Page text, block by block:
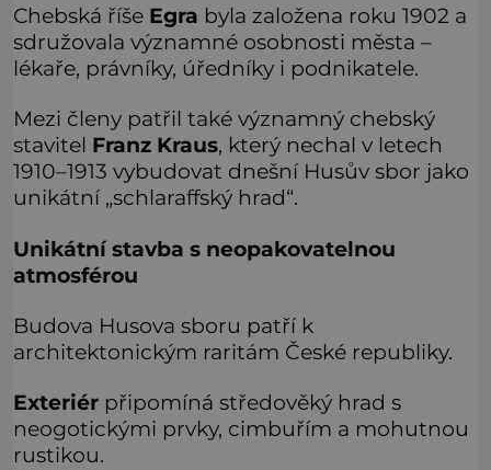
Chebská říše Egra byla založena roku 1902 a
sdružovala významné osobnosti města –
lékaře, právníky, úředníky i podnikatele.
Mezi členy patřil také významný chebský
stavitel Franz Kraus, který nechal v letech
1910–1913 vybudovat dnešní Husův sbor jako
unikátní „schlaraffský hrad“.
Unikátní stavba s neopakovatelnou
atmosférou
Budova Husova sboru patří k
architektonickým raritám České republiky.
Exteriér připomíná středověký hrad s
neogotickými prvky, cimbuřím a mohutnou
rustikou.